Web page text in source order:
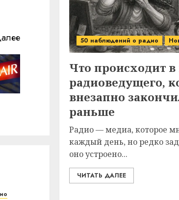
50 наблюдений о радио
Что происходит в
радиоведущего,
внезапно
раньше
Радио — медиа, которое
каждый день, но редко
оно устроено...
ЧИТАТЬ ДАЛЕЕ